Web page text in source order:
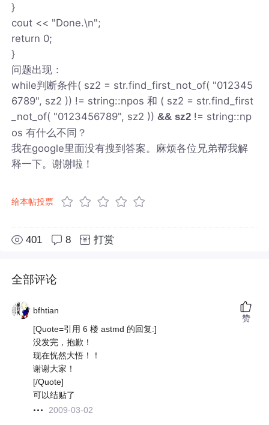
}
cout << "Done.\n";
return 0;
}
问题出现：
while判断条件( sz2 = str.find_first_not_of( "012345
6789", sz2 )) != string::npos 和 ( sz2 = str.find_first
_not_of( "0123456789", sz2 ))&& sz2 != string::np
os 有什么不同？
我在google里面没有搜到答案。麻烦各位兄弟帮我解
释一下。谢谢啦！
给本帖投票
401 8 打赏
全部评论
bfhtian
[Quote=引用 6 楼 astmd 的回复:]
没发完，抱歉！
现在恍然大悟！！
谢谢大家！
[/Quote]
可以结贴了
2009-03-02
赞